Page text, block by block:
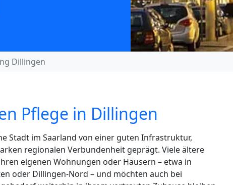
Dillingen
Pflege in Dillingen
Stadt im Saarland von einer guten Infrastruktur,
regionalen Verbundenheit geprägt. Viele ältere
eigenen Wohnungen oder Häusern – etwa in
oder Dillingen-Nord – und möchten auch bei